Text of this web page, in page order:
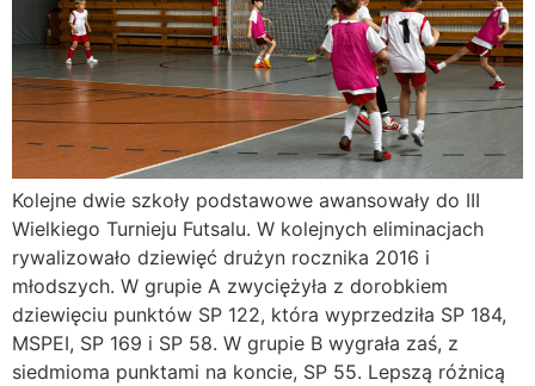
Kolejne dwie szkoły podstawowe awansowały do III
Wielkiego Turnieju Futsalu. W kolejnych eliminacjach
rywalizowało dziewięć drużyn rocznika 2016 i
młodszych. W grupie A zwyciężyła z dorobkiem
dziewięciu punktów SP 122, która wyprzedziła SP 184,
MSPEI, SP 169 i SP 58. W grupie B wygrała zaś, z
siedmioma punktami na koncie, SP 55. Lepszą różnicą